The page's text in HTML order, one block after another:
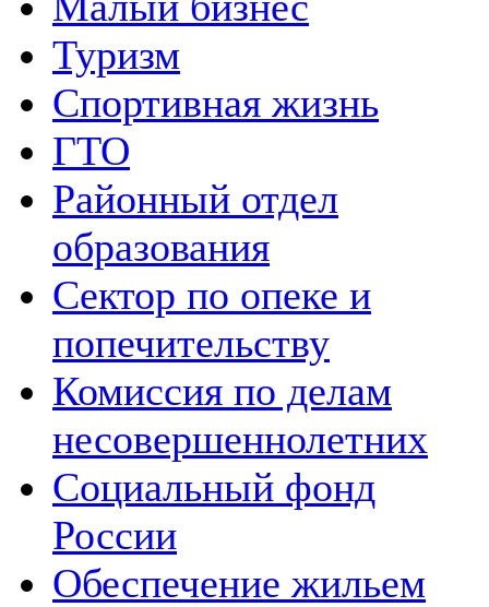
Туризм
Спортивная жизнь
ГТО
Районный отдел
образования
Сектор по опеке и
попечительству
Комиссия по делам
несовершеннолетних
Социальный фонд
России
Обеспечение жильем